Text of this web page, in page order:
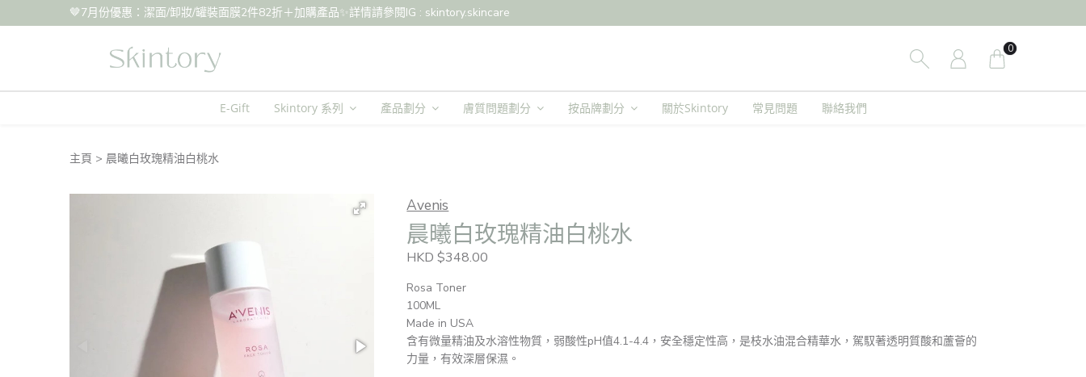
🤎7月份優惠：潔面/卸妝/罐裝面膜2件82折＋加購產品✨詳情請參閱IG : skintory.skincare
0
E-Gift Skintory 系列 產品劃分 膚質問題劃分 按品牌劃分 關於Skintory 常見問題 聯絡我們
主頁 晨曦白玫瑰精油白桃水
Avenis
晨曦白玫瑰精油白桃水
HKD $348.00
Rosa Toner
100ML
Made in USA
含有微量精油及水溶性物質，弱酸性pH值4.1-4.4，安全穩定性高，是枝水油混合精華水，駕馭著透明質酸和蘆薈的
力量，有效深層保濕。